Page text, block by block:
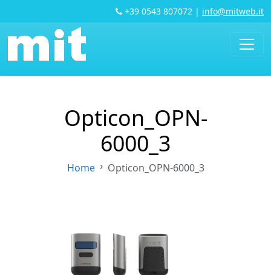
+39 0543 807072 | info@mitweb.it
Opticon_OPN-
6000_3
Home Opticon_OPN-6000_3